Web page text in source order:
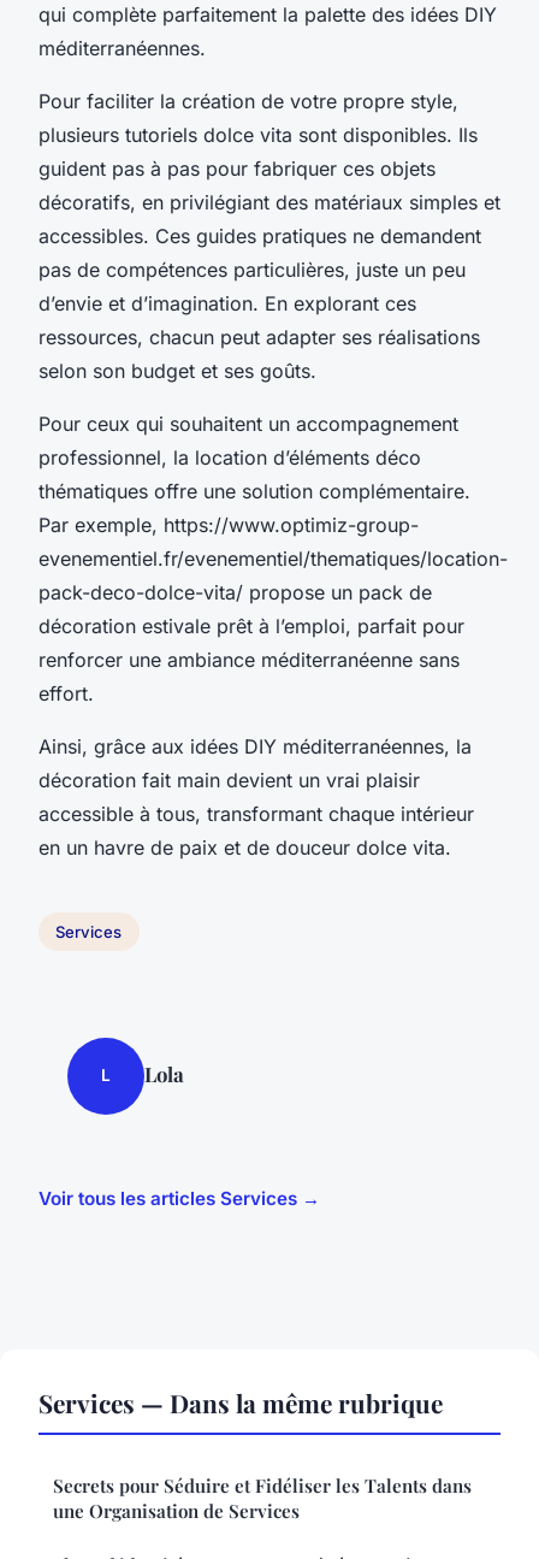
qui complète parfaitement la palette des idées DIY
méditerranéennes.
Pour faciliter la création de votre propre style,
plusieurs tutoriels dolce vita sont disponibles. Ils
guident pas à pas pour fabriquer ces objets
décoratifs, en privilégiant des matériaux simples et
accessibles. Ces guides pratiques ne demandent
pas de compétences particulières, juste un peu
d’envie et d’imagination. En explorant ces
ressources, chacun peut adapter ses réalisations
selon son budget et ses goûts.
Pour ceux qui souhaitent un accompagnement
professionnel, la location d’éléments déco
thématiques offre une solution complémentaire.
Par exemple, https://www.optimiz-group-
evenementiel.fr/evenementiel/thematiques/location-
pack-deco-dolce-vita/ propose un pack de
décoration estivale prêt à l’emploi, parfait pour
renforcer une ambiance méditerranéenne sans
effort.
Ainsi, grâce aux idées DIY méditerranéennes, la
décoration fait main devient un vrai plaisir
accessible à tous, transformant chaque intérieur
en un havre de paix et de douceur dolce vita.
Services
L Lola
Voir tous les articles Services →
Services — Dans la même rubrique
Secrets pour Séduire et Fidéliser les Talents dans
une Organisation de Services